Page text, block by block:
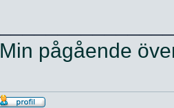
Min pågående